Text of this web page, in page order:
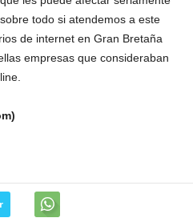
todo si atendemos a este
de internet en Gran Bretaña
empresas que consideraban